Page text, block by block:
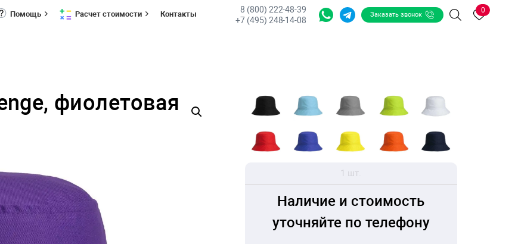
Помощь Расчет стоимости Контакты
8 (800) 222-48-39
+7 (495) 248-14-08
Заказать звонок
Поиск
0
фиолетовая
1 шт.
Наличие и стоимость
уточняйте по телефону